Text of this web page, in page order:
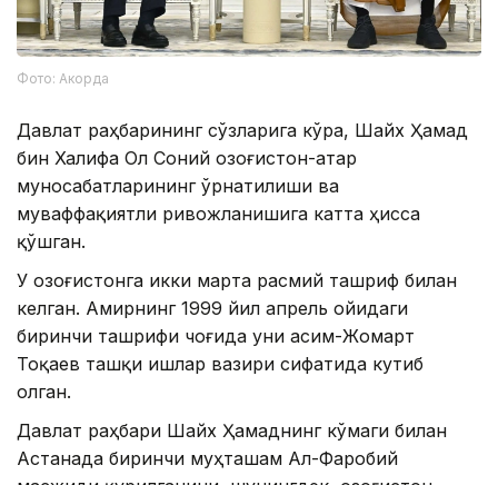
Фото: Акорда
Давлат раҳбарининг сўзларига кўра, Шайх Ҳамад
бин Халифа Ол Соний Қозоғистон-Қатар
муносабатларининг ўрнатилиши ва
муваффақиятли ривожланишига катта ҳисса
қўшган.
У Қозоғистонга икки марта расмий ташриф билан
келган. Амирнинг 1999 йил апрель ойидаги
биринчи ташрифи чоғида уни Қасим-Жомарт
Тоқаев ташқи ишлар вазири сифатида кутиб
олган.
Давлат раҳбари Шайх Ҳамаднинг кўмаги билан
Астанада биринчи муҳташам Ал-Фаробий